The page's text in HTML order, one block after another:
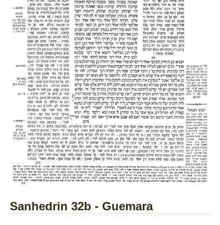
Sanhedrin 32b - Guemara